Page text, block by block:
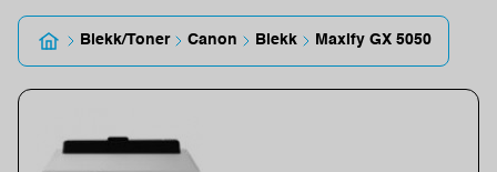
Blekk/Toner Canon Blekk Maxify GX 5050